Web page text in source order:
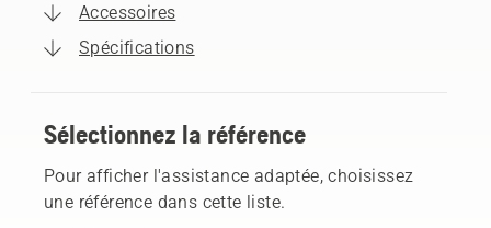
Accessoires
Spécifications
Sélectionnez la référence
Pour afficher l'assistance adaptée, choisissez
une référence dans cette liste.